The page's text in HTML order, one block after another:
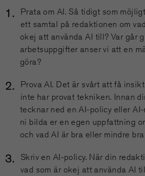
Prata om AI. Så tidigt som
ett samtal på redaktionen om
okej att använda AI till? Var går
arbetsuppgifter anser vi att en
göra?
Prova AI. Det är svårt att få
inte har provat tekniken. Innan
tecknar ned en AI-policy eller
ni bilda er en egen uppfattning
och vad AI är bra eller mindre
Skriv en AI-policy. När din
vad som är okej att använda AI